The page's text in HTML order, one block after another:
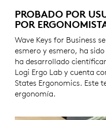
PROBADO POR
POR
Wave Keys for Business
esmero y esmero, ha
ha desarrollado
Logi Ergo Lab y cuenta
States Ergonomics. Este
ergonomía.